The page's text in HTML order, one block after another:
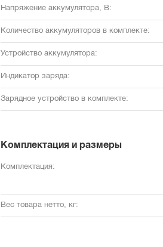
Напряжение аккумулятора, В:
Количество аккумуляторов в комплекте:
Устройство аккумулятора:
Индикатор заряда:
Зарядное устройство в комплекте:
Комплектация и размеры
Комплектация:
Вес товара нетто, кг: